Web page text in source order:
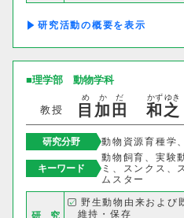
寒冷や渇水に対して
機構の解析 など
研究活動の概要
理学部 動物学科
教授 目
め
加
か
田
だ
和
かず
之
ゆき
研究分野 動物資源育種学
キーワード
動物飼育、実験
ミ、スンクス、
ムスター
研 究
野生動物由来および
維持・保存
経営学科
獣医学科
教育推進機構
自然科学教育センタ